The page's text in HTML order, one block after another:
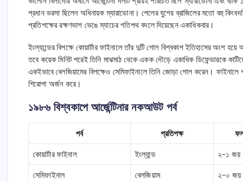
প্রধান ভরসা ছিলেন অধিনায়ক ম্যারাডোনা। পেলের যুগের ব্রাজিলের মতো বহু
প্রতিপক্ষের রক্ষণভাগ ভেঙে ম্যাচের গতিপথ বদলে দিয়েছেন একাধিকবার।
ইংল্যান্ডের বিপক্ষে কোয়ার্টার ফাইনালে তাঁর দুটি গোল বিশ্বকাপ ইতিহাসের অংশ
তবে কয়েক মিনিট পরেই তিনি মাঝমাঠ থেকে একক দৌড়ে একাধিক ডিফেন্ডারকে
একইভাবে বেলজিয়ামের বিপক্ষেও সেমিফাইনালে তিনি জোড়া গোল করেন। ফাইনালে
শিরোপা অর্জন করে।
১৯৮৬ বিশ্বকাপে আর্জেন্টিনার নকআউট পর্ব
পর্ব প্রতিপক্ষ
কোয়ার্টার ফাইনাল ইংল্যান্ড ২-১ জয়
সেমিফাইনাল বেলজিয়াম ২-০ জয়